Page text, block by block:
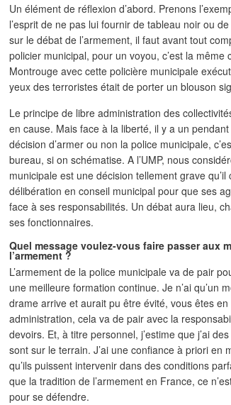
Un élément de réflexion d’abord. Prenons
l’esprit de ne pas lui fournir de tableau noir ou
sur le débat de l’armement, il faut avant tout
policier municipal, pour un voyou, c’est la même
Montrouge avec cette policière municipale
yeux des terroristes était de porter un blouson
Le principe de libre administration des
en cause. Mais face à la liberté, il y a un
décision d’armer ou non la police municipale,
bureau, si on schématise. A l’UMP, nous
municipale est une décision tellement grave
délibération en conseil municipal pour que ses
face à ses responsabilités. Un débat aura lieu,
ses fonctionnaires.
Quel message voulez-vous faire passer aux
l’armement ?
L’armement de la police municipale va de pair
une meilleure formation continue. Je n’ai qu’un
drame arrive et aurait pu être évité, vous êtes
administration, cela va de pair avec la
devoirs. Et, à titre personnel, j’estime que j’ai
sont sur le terrain. J’ai une confiance à priori en
qu’ils puissent intervenir dans des conditions
que la tradition de l’armement en France, ce
pour se défendre.